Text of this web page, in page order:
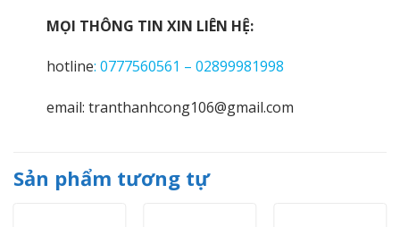
MỌI THÔNG TIN XIN LIÊN HỆ:
hotline: 0777560561 – 02899981998
email: tranthanhcong106@gmail.com
Sản phẩm tương tự